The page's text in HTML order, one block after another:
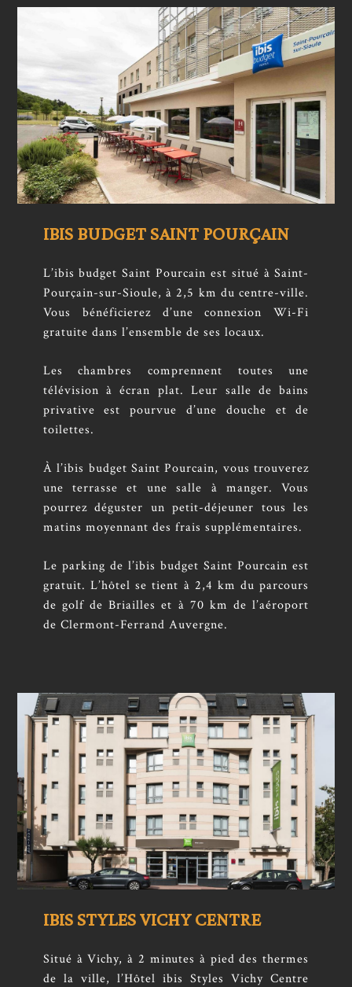
IBIS BUDGET SAINT POURÇAIN
L’ibis budget Saint Pourcain est situé à Saint-
Pourçain-sur-Sioule, à 2,5 km du centre-ville.
Vous bénéficierez d’une connexion Wi-Fi
gratuite dans l’ensemble de ses locaux.
Les chambres comprennent toutes une
télévision à écran plat. Leur salle de bains
privative est pourvue d’une douche et de
toilettes.
À l’ibis budget Saint Pourcain, vous trouverez
une terrasse et une salle à manger. Vous
pourrez déguster un petit-déjeuner tous les
matins moyennant des frais supplémentaires.
Le parking de l’ibis budget Saint Pourcain est
gratuit. L’hôtel se tient à 2,4 km du parcours
de golf de Briailles et à 70 km de l’aéroport
de Clermont-Ferrand Auvergne.
IBIS STYLES VICHY CENTRE
Situé à Vichy, à 2 minutes à pied des thermes
de la ville, l’Hôtel ibis Styles Vichy Centre